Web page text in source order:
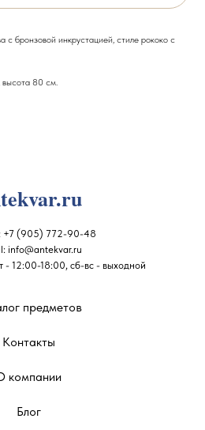
с бронзовой инкрустацией, стиле рококо с
80 см.
+7 (905) 772-90-48
info@antekvar.ru
- 12:00-18:00, сб-вс - выходной
предметов
Блог
компании
Контакты